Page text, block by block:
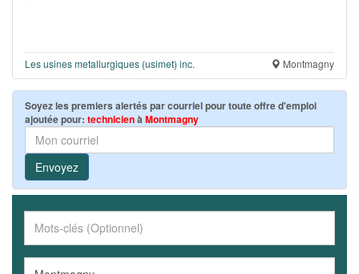
Les usines metallurgiques (usimet) inc. Montmagny
Soyez les premiers alertés par courriel pour toute offre d'emploi
ajoutée pour: technicienà Montmagny
Envoyez